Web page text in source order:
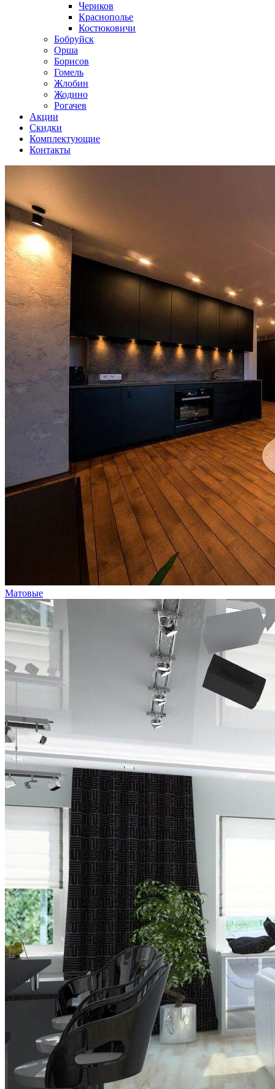
Чериков
Краснополье
Костюковичи
Бобруйск
Орша
Борисов
Гомель
Жлобин
Жодино
Рогачев
Акции
Скидки
Комплектующие
Контакты
Матовые